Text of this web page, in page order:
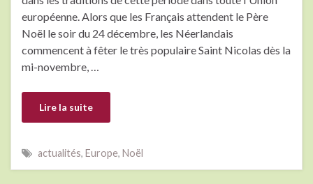
européenne. Alors que les Français attendent le Père
Noël le soir du 24 décembre, les Néerlandais
commencent à fêter le très populaire Saint Nicolas dès la
mi-novembre, …
Lire la suite
actualités, Europe, Noël